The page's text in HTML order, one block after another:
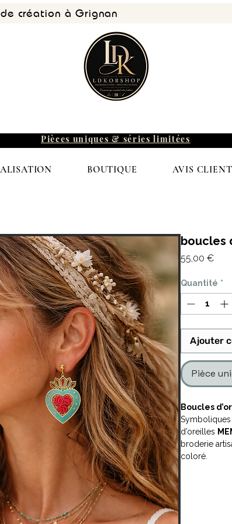
création à Grignan
Pièces uniques & séries limitées
BOUTIQUE AVIS
boucles
55,00 €Prix
Quantité *
Ajouter
Pièce
Boucles
d’oreilles
broderie
coloré.